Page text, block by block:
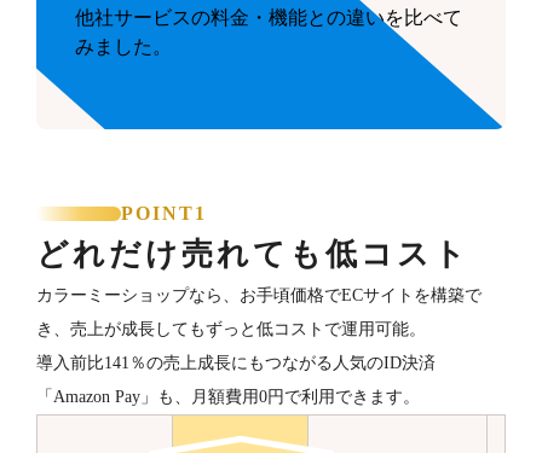
他社サービスの料金・機能との違いを比べて
みました。
POINT1
どれだけ売れても低コスト
カラーミーショップなら、お手頃価格でECサイトを構築で
き、売上が成長してもずっと低コストで運用可能。
導入前比141％の売上成長にもつながる人気のID決済
「Amazon Pay」も、月額費用0円で利用できます。